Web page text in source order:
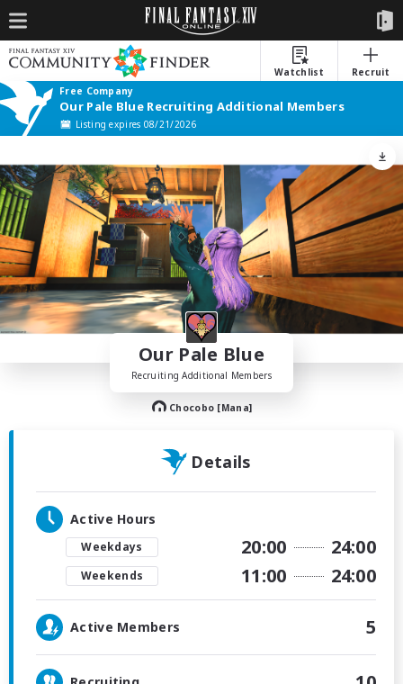
Watchlist
Recruit
Free Company
Our Pale Blue Recruiting Additional Members
Listing expires 08/21/2026
Our Pale Blue
Recruiting Additional Members
Chocobo [Mana]
Details
Active Hours
Weekdays 20:00 24:00
Weekends 11:00 24:00
Active Members 5